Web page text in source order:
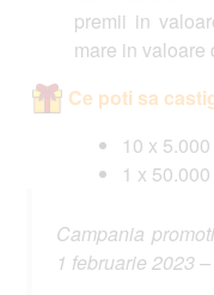
premii in valoare
mare in valoare
Ce poti sa castigi:
10 x 5.000 lei
1 x 50.000 lei
Campania
1 februarie 2023 –